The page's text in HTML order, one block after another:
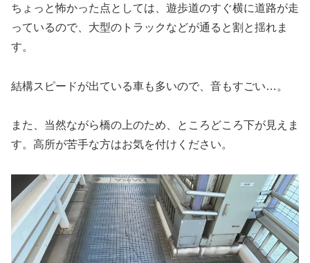
ちょっと怖かった点としては、遊歩道のすぐ横に道路が走
っているので、大型のトラックなどが通ると割と揺れま
す。
結構スピードが出ている車も多いので、音もすごい…。
また、当然ながら橋の上のため、ところどころ下が見えま
す。高所が苦手な方はお気を付けください。